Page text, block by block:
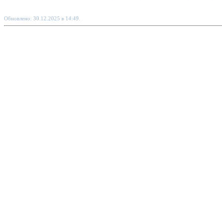
Обновлено: 30.12.2025 в 14:49.